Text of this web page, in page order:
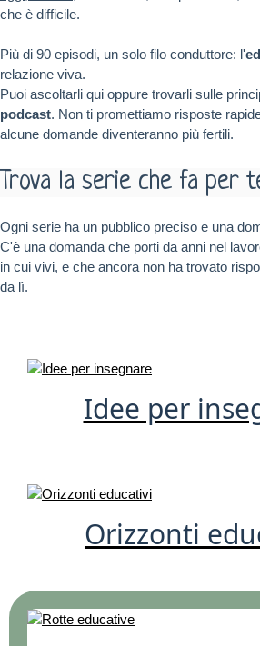
che è difficile.
Più di 90 episodi, un solo filo conduttore: l'
relazione viva.
Puoi ascoltarli qui oppure trovarli sulle
podcast. Non ti promettiamo risposte
alcune domande diventeranno più fertili.
Trova la serie che fa per
Ogni serie ha un pubblico preciso e una
C'è una domanda che porti da anni nel
in cui vivi, e che ancora non ha trovato
da lì.
Idee per
Orizzonti